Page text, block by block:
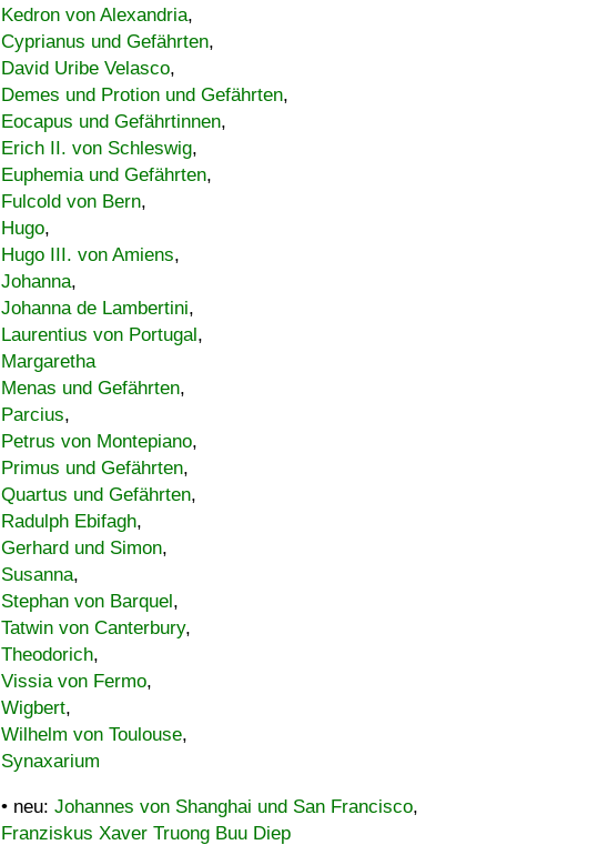
Kedron von Alexandria,
Cyprianus und Gefährten,
David Uribe Velasco,
Demes und Protion und Gefährten,
Eocapus und Gefährtinnen,
Erich II. von Schleswig,
Euphemia und Gefährten,
Fulcold von Bern,
Hugo,
Hugo III. von Amiens,
Johanna,
Johanna de Lambertini,
Laurentius von Portugal,
Margaretha
Menas und Gefährten,
Parcius,
Petrus von Montepiano,
Primus und Gefährten,
Quartus und Gefährten,
Radulph Ebifagh,
Gerhard und Simon,
Susanna,
Stephan von Barquel,
Tatwin von Canterbury,
Theodorich,
Vissia von Fermo,
Wigbert,
Wilhelm von Toulouse,
Synaxarium
• neu: Johannes von Shanghai und San Francisco,
Franziskus Xaver Truong Buu Diep